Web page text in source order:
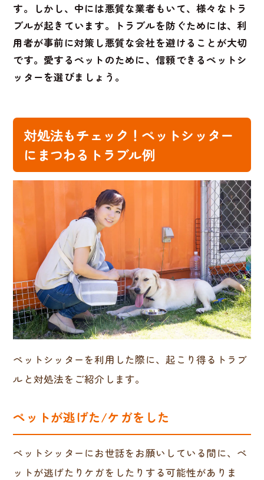
す。しかし、中には悪質な業者もいて、様々なトラ
ブルが起きています。トラブルを防ぐためには、利
用者が事前に対策し悪質な会社を避けることが大切
です。愛するペットのために、信頼できるペットシ
ッターを選びましょう。
対処法もチェック！ペットシッター
にまつわるトラブル例
ペットシッターを利用した際に、起こり得るトラブ
ルと対処法をご紹介します。
ペットが逃げた/ケガをした
ペットシッターにお世話をお願いしている間に、ペ
ットが逃げたりケガをしたりする可能性がありま